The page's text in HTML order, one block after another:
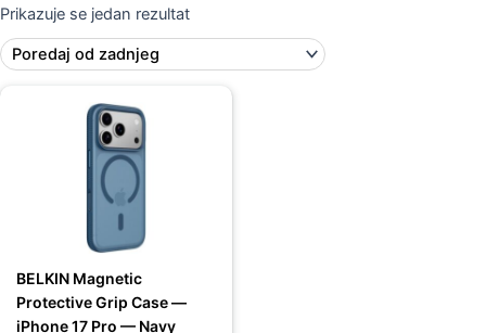
Prikazuje se jedan rezultat
BELKIN Magnetic
Protective Grip Case —
iPhone 17 Pro — Navy